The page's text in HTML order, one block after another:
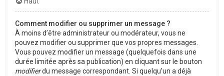
Comment modifier ou supprimer un message ?
À moins d’être administrateur ou modérateur, vous ne
pouvez modifier ou supprimer que vos propres messages.
Vous pouvez modifier un message (quelquefois dans une
durée limitée après sa publication) en cliquant sur le bouton
modifierdu message correspondant. Si quelqu’un a déjà